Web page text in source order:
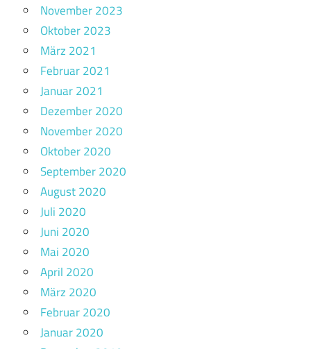
November 2023
Oktober 2023
März 2021
Februar 2021
Januar 2021
Dezember 2020
November 2020
Oktober 2020
September 2020
August 2020
Juli 2020
Juni 2020
Mai 2020
April 2020
März 2020
Februar 2020
Januar 2020